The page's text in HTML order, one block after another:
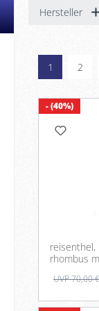
Hersteller
1 2
- (40%)
reisenthel,
rhombus
UVP 70,00